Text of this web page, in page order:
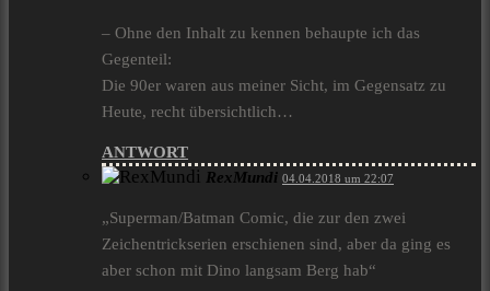
– Ohne den Inhalt zu kennen behaupte ich das
Gegenteil:
Die 90er waren aus meiner Sicht, im Gegensatz zu
Heute, recht übersichtlich…
ANTWORT
RexMundi 04.04.2018 um 22:07
„Superman/Batman Comic, die zur den zwei
Zeichentrickserien erschienen sind, aber da ging es
aber schon mit Dino langsam Berg hab“